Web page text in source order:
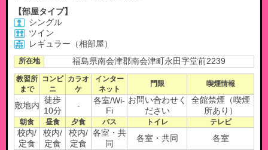
【部屋タイプ】
シングル
ツイン
レギュラー（相部屋）
所在地 福島県南会津郡南会津町永田字堂前2239
教習所
まで
コンビ
ニ
カラオ
ケ
インター
ネット
門限 喫煙情報
敷地内
徒歩
10分
-
各室/Wi-
Fi
お問い合わせく
ださい
全館禁煙（喫煙
所あり）
朝食 昼食 夕食 バス トイレ テレビ
校内/
定食
校内/
定食
校内/
定食
各室・共
同
各室・共同 各室